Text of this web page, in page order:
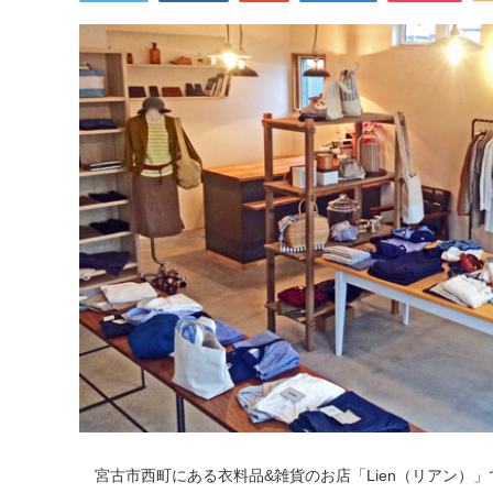
宮古市西町にある衣料品&雑貨のお店「Lien（リアン）」